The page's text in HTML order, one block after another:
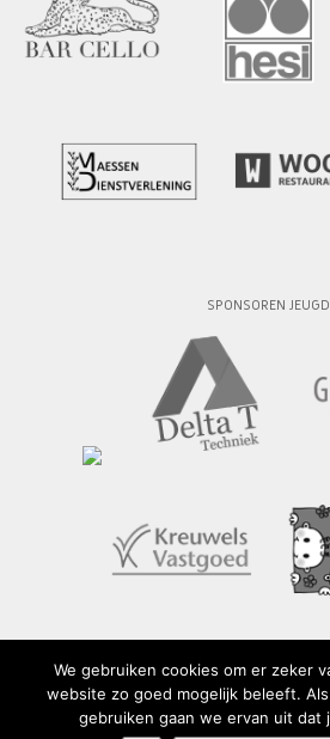
SPONSOREN JEUGD
© 2015 - 2026 SV
We gebruiken cookies om er zeker
website zo goed mogelijk beleeft.
gebruiken gaan we ervan uit dat